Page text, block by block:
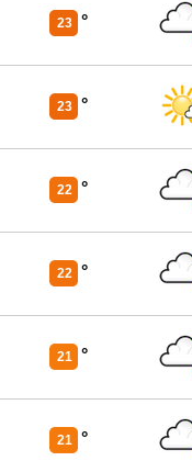
23 °
23 °
22 °
22 °
21 °
21 °